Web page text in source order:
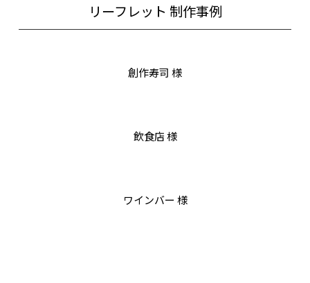
リーフレット 制作事例
創作寿司 様
飲食店 様
ワインバー 様